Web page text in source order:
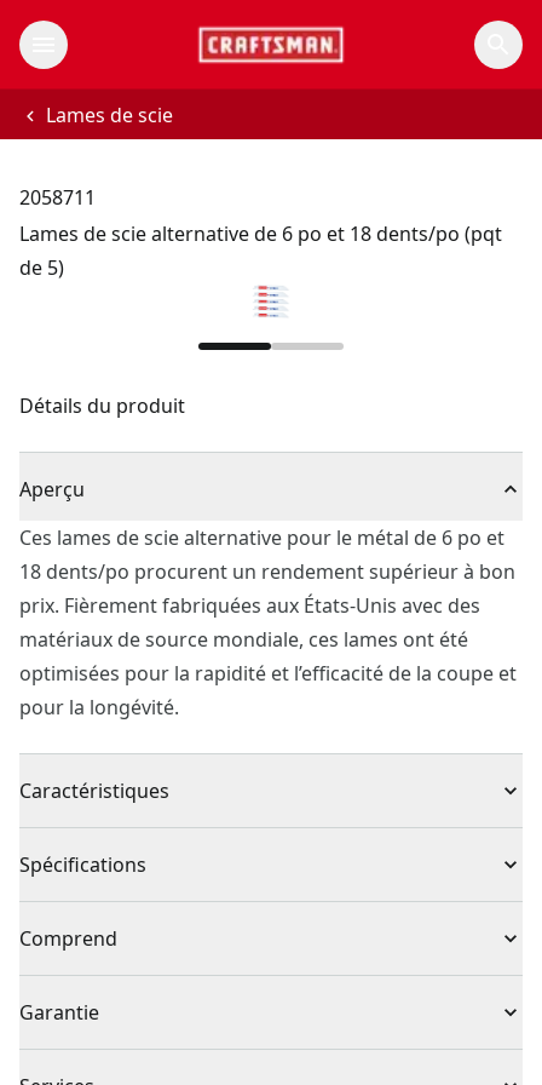
Lames de scie
2058711
Lames de scie alternative de 6 po et 18 dents/po (pqt
de 5)
Détails du produit
Aperçu
Ces lames de scie alternative pour le métal de 6 po et
18 dents/po procurent un rendement supérieur à bon
prix. Fièrement fabriquées aux États-Unis avec des
matériaux de source mondiale, ces lames ont été
optimisées pour la rapidité et l’efficacité de la coupe et
pour la longévité.
Caractéristiques
robustesse et une durée de vie accrues
pour des coupes rapides et parfaites
Dessin optimisé : dessin des dents optimisé pour la
coupe de métal
Fabriquée avec fierté aux états-unis avec des
Spécifications
Type de produit Lame de scie alternative
Individuel ou
ensemble
Comprend
Garantie